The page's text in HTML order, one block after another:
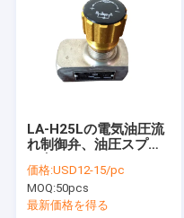
LA-H25Lの電気油圧流
れ制御弁、油圧スプー
価格:USD12-15/pc
MOQ:50pcs
最新価格を得る